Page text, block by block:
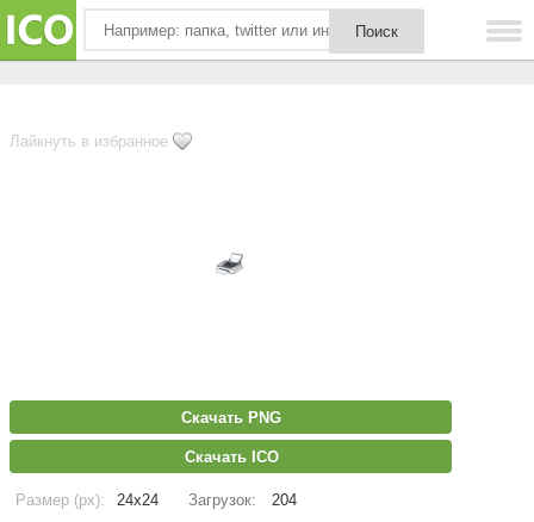
Лайкнуть в избранное
Скачать PNG
Скачать ICO
Размер (px): 24x24 Загрузок: 204